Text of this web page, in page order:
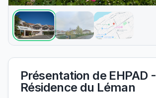
Présentation de EHPAD -
Résidence du Léman